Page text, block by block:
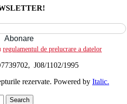
regulamentul de prelucrare a datelor
J08/1102/1995
rezervate. Powered by Italic.
Search